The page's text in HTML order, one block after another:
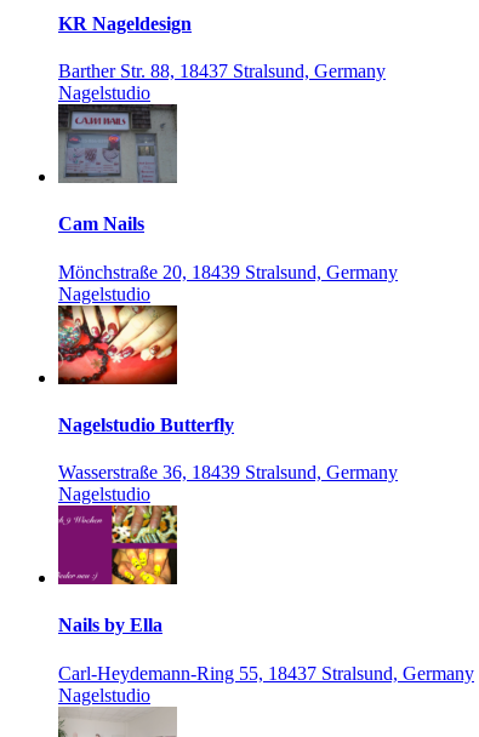
KR Nageldesign
Barther Str. 88, 18437 Stralsund, Germany
Nagelstudio
Cam Nails
Mönchstraße 20, 18439 Stralsund, Germany
Nagelstudio
Nagelstudio Butterfly
Wasserstraße 36, 18439 Stralsund, Germany
Nagelstudio
Nails by Ella
Carl-Heydemann-Ring 55, 18437 Stralsund, Germany
Nagelstudio